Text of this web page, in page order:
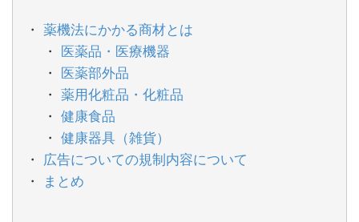
薬機法にかかる商材とは
医薬品・医療機器
医薬部外品
薬用化粧品・化粧品
健康食品
健康器具（雑貨）
広告についての規制内容について
まとめ